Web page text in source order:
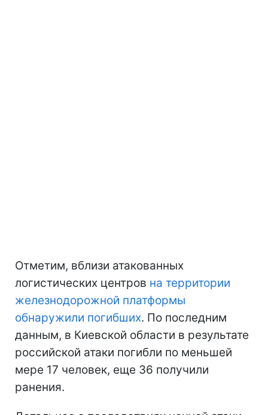
Отметим, вблизи атакованных
логистических центров на территории
железнодорожной платформы
обнаружили погибших. По последним
данным, в Киевской области в результате
российской атаки погибли по меньшей
мере 17 человек, еще 36 получили
ранения.